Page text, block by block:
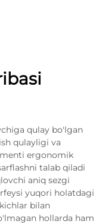
qulay bo'lgan
qulayligi va
ergonomik
talab qiladi
aniq sezgi
yuqori holatdagi
bilan
hollarda ham